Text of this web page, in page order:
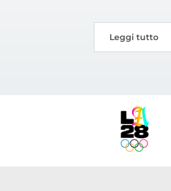
Leggi tutto